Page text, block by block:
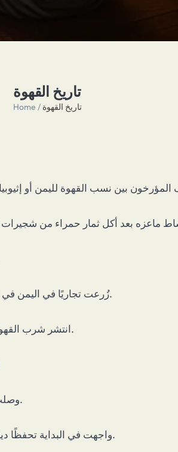
تاريخ القهوة
Home / تاريخ القهوة
زُرعت تجاريًا في اليمن في القرن 15، والمتصوفة استخدموها للسهر أثناء العبادة.
انتشر شرب القهوة في الجزيرة العربية والشرق الأوسط في القرن 16.
وصلت القهوة لأوروبا في القرن 17 عبر التجارة مع الشرق.
واجهت في البداية تحفظًا دينيًا، حتى تذوّقها البابا كلمنت الثامن وأعلن مباركته لها.